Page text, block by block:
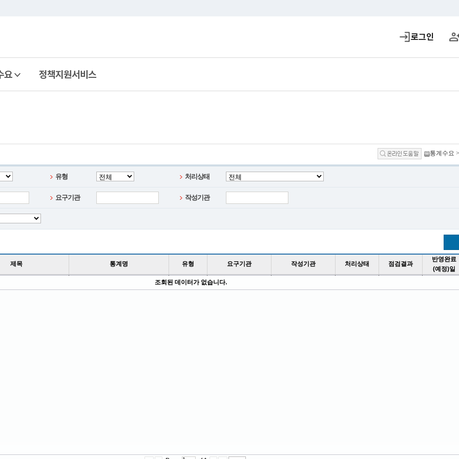
로그인
요 정책지원서비스
통계수요
유형 처리상태
요구기관 작성기관
제목 통계명 유형 요구기관 작성기관 처리상태 점검결과
반영완료
(예정)일
조회된 데이터가 없습니다.